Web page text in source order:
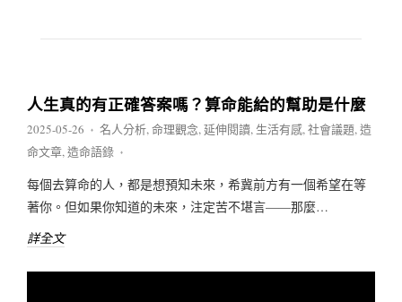
人生真的有正確答案嗎？算命能給的幫助是什麼
2025-05-26 ♦ 名人分析,命理觀念,延伸閱讀, 生活有感,社會議題,造
命文章,造命語錄 ♦
每個去算命的人，都是想預知未來，希冀前方有一個希望在等
著你。但如果你知道的未來，注定苦不堪言——那麼…
詳全文